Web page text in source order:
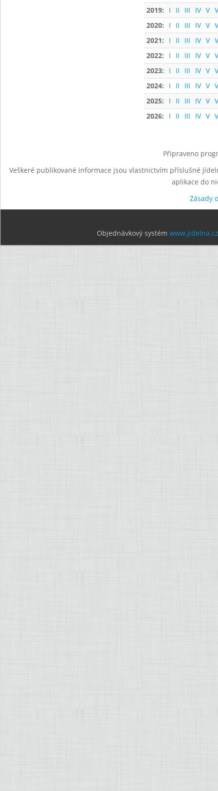
2019:
I II III IV V
2020:
I II III IV V
2021:
I II III IV V
2022:
I II III IV V
2023:
I II III IV V
2024:
I II III IV V
2025:
I II III IV V
2026:
I II III IV V
Připraveno
Veškeré publikované informace jsou vlastnictvím příslušné
aplikace do
Zásady
Objednávkový systém www.jidelna.cz